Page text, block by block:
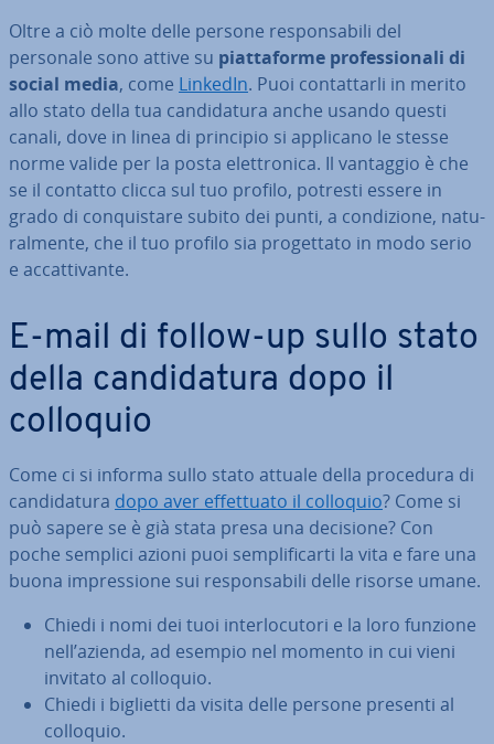
Oltre a ciò molte delle persone re­spon­sa­bi­li del
personale sono attive su piat­ta­for­me pro­fes­sio­na­li di
social media, come LinkedIn. Puoi con­tat­tar­li in merito
allo stato della tua can­di­da­tu­ra anche usando questi
canali, dove in linea di principio si applicano le stesse
norme valide per la posta elet­tro­ni­ca. Il vantaggio è che
se il contatto clicca sul tuo profilo, potresti essere in
grado di con­qui­sta­re subito dei punti, a con­di­zio­ne, na­tu­
ral­men­te, che il tuo profilo sia pro­get­ta­to in modo serio
e ac­cat­ti­van­te.
E-mail di follow-up sullo stato
della can­di­da­tu­ra dopo il
colloquio
Come ci si informa sullo stato attuale della procedura di
can­di­da­tu­ra dopo aver ef­fet­tua­to il colloquio? Come si
può sapere se è già stata presa una decisione? Con
poche semplici azioni puoi sem­pli­fi­car­ti la vita e fare una
buona im­pres­sio­ne sui re­spon­sa­bi­li delle risorse umane.
Chiedi i nomi dei tuoi in­ter­lo­cu­to­ri e la loro funzione
nell’azienda, ad esempio nel momento in cui vieni
invitato al colloquio.
Chiedi i biglietti da visita delle persone presenti al
colloquio.